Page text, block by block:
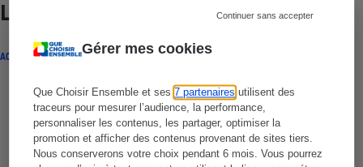
Gérer mes cookies
Que Choisir Ensemble et ses7 partenaires utilisent des
traceurs pour mesurer l’audience, la performance,
personnaliser les contenus, les partager, optimiser la
promotion et afficher des contenus provenant de sites tiers.
Nous conserverons votre choix pendant 6 mois. Vous pourrez
Continuer sans accepter
Lire aussi
ACTUALITÉ